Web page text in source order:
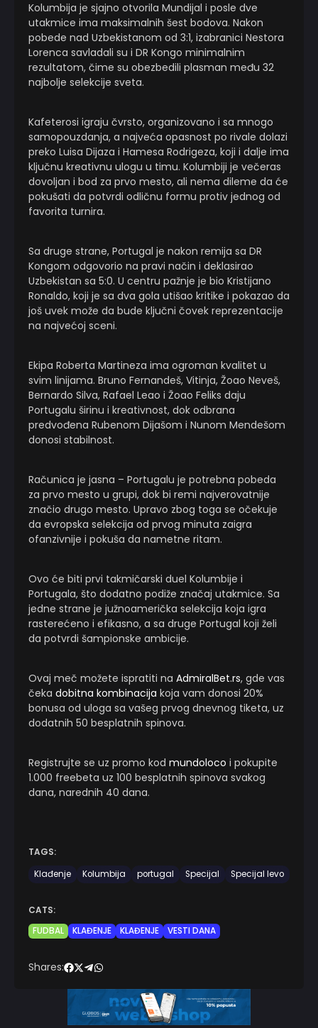
Kolumbija je sjajno otvorila Mundijal i posle dve
utakmice ima maksimalnih šest bodova. Nakon
pobede nad Uzbekistanom od 3:1, izabranici Nestora
Lorenca savladali su i DR Kongo minimalnim
rezultatom, čime su obezbedili plasman među 32
najbolje selekcije sveta.
Kafeterosi igraju čvrsto, organizovano i sa mnogo
samopouzdanja, a najveća opasnost po rivale dolazi
preko Luisa Dijaza i Hamesa Rodrigeza, koji i dalje ima
ključnu kreativnu ulogu u timu. Kolumbiji je večeras
dovoljan i bod za prvo mesto, ali nema dileme da će
pokušati da potvrdi odličnu formu protiv jednog od
favorita turnira.
Sa druge strane, Portugal je nakon remija sa DR
Kongom odgovorio na pravi način i deklasirao
Uzbekistan sa 5:0. U centru pažnje je bio Kristijano
Ronaldo, koji je sa dva gola utišao kritike i pokazao da
još uvek može da bude ključni čovek reprezentacije
na najvećoj sceni.
Ekipa Roberta Martineza ima ogroman kvalitet u
svim linijama. Bruno Fernandeš, Vitinja, Žoao Neveš,
Bernardo Silva, Rafael Leao i Žoao Feliks daju
Portugalu širinu i kreativnost, dok odbrana
predvođena Rubenom Dijašom i Nunom Mendešom
donosi stabilnost.
Računica je jasna – Portugalu je potrebna pobeda
za prvo mesto u grupi, dok bi remi najverovatnije
značio drugo mesto. Upravo zbog toga se očekuje
da evropska selekcija od prvog minuta zaigra
ofanzivnije i pokuša da nametne ritam.
Ovo će biti prvi takmičarski duel Kolumbije i
Portugala, što dodatno podiže značaj utakmice. Sa
jedne strane je južnoamerička selekcija koja igra
rasterećeno i efikasno, a sa druge Portugal koji želi
da potvrdi šampionske ambicije.
Ovaj meč možete ispratiti na AdmiralBet.rs, gde vas
čeka dobitna kombinacija koja vam donosi 20%
bonusa od uloga sa vašeg prvog dnevnog tiketa, uz
dodatnih 50 besplatnih spinova.
Registrujte se uz promo kod mundoloco i pokupite
1.000 freebeta uz 100 besplatnih spinova svakog
dana, narednih 40 dana.
TAGS:
Klađenje
Kolumbija portugal Specijal Specijal levo
CATS:
FUDBAL
KLAĐENJE KLAĐENJE VESTI DANA
Shares: